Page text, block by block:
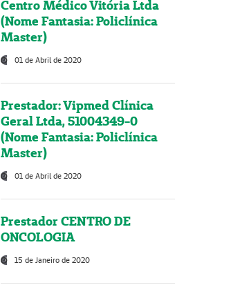
Centro Médico Vitória Ltda
(Nome Fantasia: Policlínica
Master)
01 de Abril de 2020
Prestador: Vipmed Clínica
Geral Ltda, 51004349-0
(Nome Fantasia: Policlínica
Master)
01 de Abril de 2020
Prestador CENTRO DE
ONCOLOGIA
15 de Janeiro de 2020